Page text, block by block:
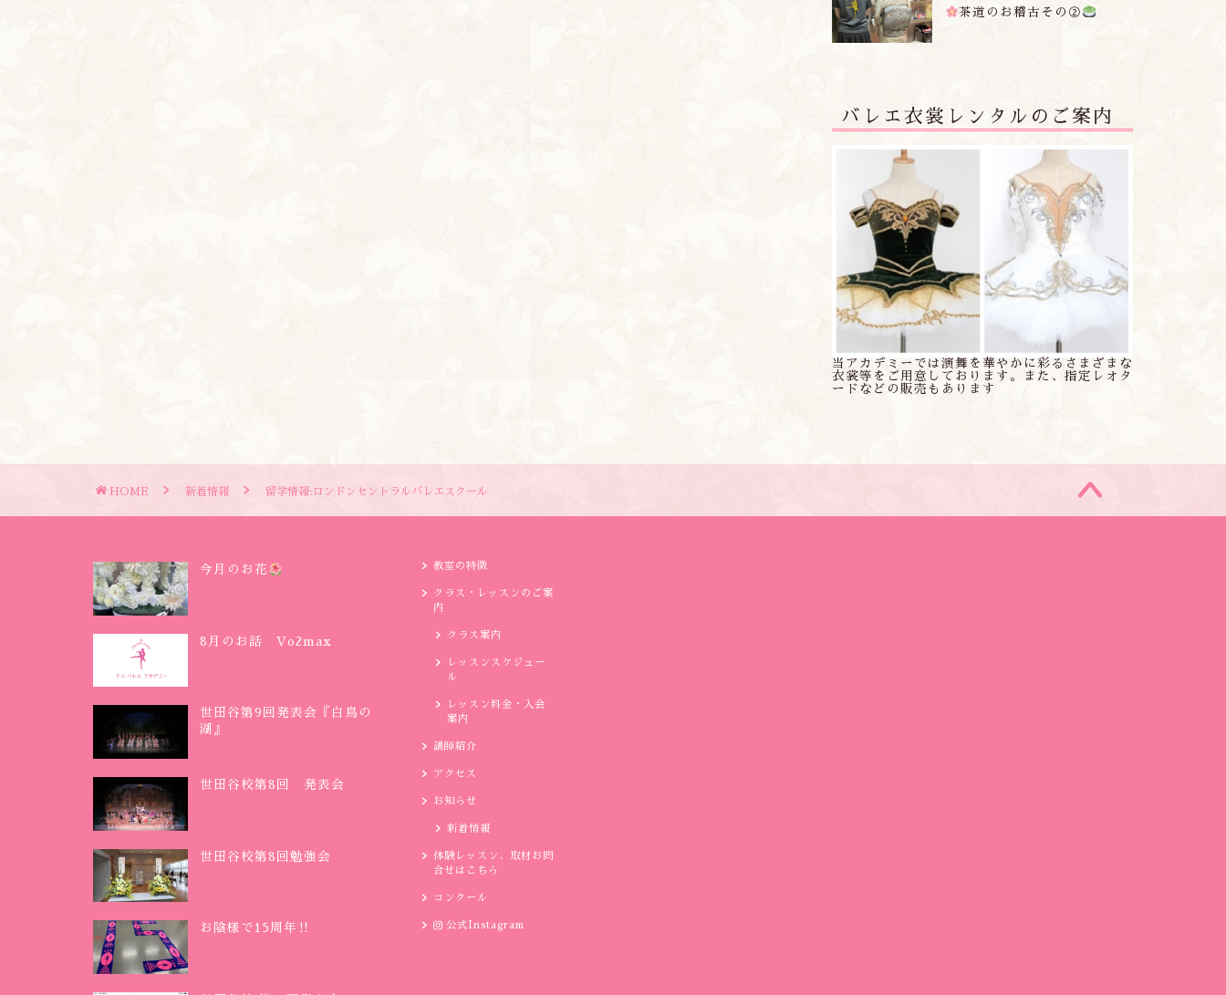
茶道のお稽古その②
バレエ衣裳レンタルのご案内
当アカデミーでは演舞を華やかに彩るさまざまな
衣裳等をご用意しております。また、指定レオタ
ードなどの販売もあります
HOME 新着情報 留学情報:ロンドンセントラルバレエスクール
今月のお花
8月のお話 Vo2max
世田谷第9回発表会『白鳥の
湖』
世田谷校第8回 発表会
世田谷校第8回勉強会
お陰様で15周年‼︎
教室の特徴
クラス・レッスンのご案
内
クラス案内
レッスンスケジュー
ル
レッスン料金・入会
案内
講師紹介
アクセス
お知らせ
新着情報
体験レッスン、取材お問
合せはこちら
コンクール
公式Instagram